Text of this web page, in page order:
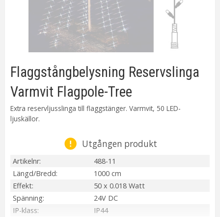
Flaggstångbelysning Reservslinga
Varmvit Flagpole-Tree
Extra reservljusslinga till flaggstänger. Varmvit, 50 LED-
ljuskällor.
Utgången produkt
Artikelnr
488-11
Längd/Bredd
1000 cm
Effekt
50 x 0.018 Watt
Spänning
24V DC
IP-klass
IP44